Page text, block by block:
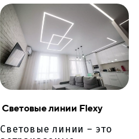
Световые линии Flexy
Световые линии – это